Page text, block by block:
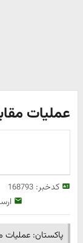
عملیات
کدخبر:168793
پاکستان: عملیات